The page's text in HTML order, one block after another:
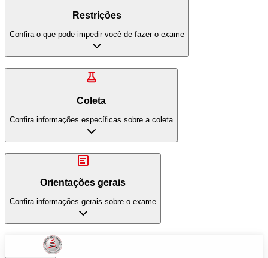
Restrições
Confira o que pode impedir você de fazer o exame
Coleta
Confira informações específicas sobre a coleta
Orientações gerais
Confira informações gerais sobre o exame